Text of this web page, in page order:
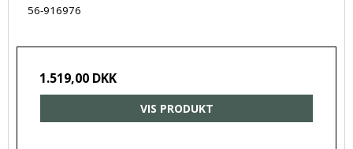
56-916976
1.519,00 DKK
VIS PRODUKT